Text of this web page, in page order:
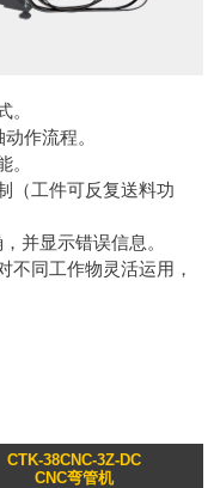
。
作流程。
。
（工件可反复送料功
并显示错误信息。
不同工作物灵活运用，
CTK-38CNC-3Z-DC
CNC弯管机